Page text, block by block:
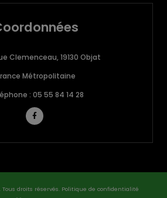
Clemenceau, 19130 Objat
Métropolitaine
: 05 55 84 14 28
droits réservés. Politique de confidentialité